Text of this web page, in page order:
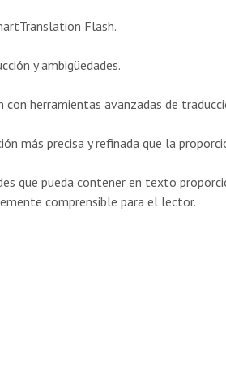
Flash.
y ambigüedades.
herramientas avanzadas de
más precisa y refinada que la
que pueda contener en texto
comprensible para el lector.